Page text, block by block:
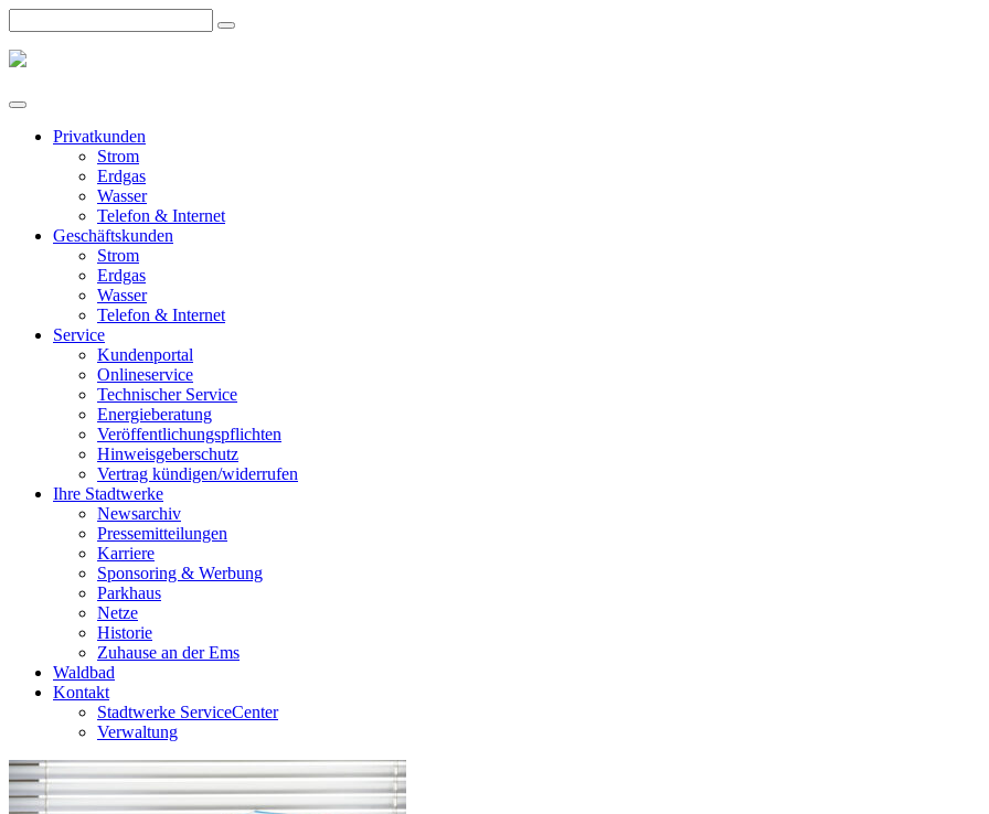
Privatkunden
Strom
Erdgas
Wasser
Telefon & Internet
Geschäftskunden
Strom
Erdgas
Wasser
Telefon & Internet
Service
Kundenportal
Onlineservice
Technischer Service
Energieberatung
Veröffentlichungspflichten
Hinweisgeberschutz
Vertrag kündigen/widerrufen
Ihre Stadtwerke
Newsarchiv
Pressemitteilungen
Karriere
Sponsoring & Werbung
Parkhaus
Netze
Historie
Zuhause an der Ems
Waldbad
Kontakt
Stadtwerke ServiceCenter
Verwaltung